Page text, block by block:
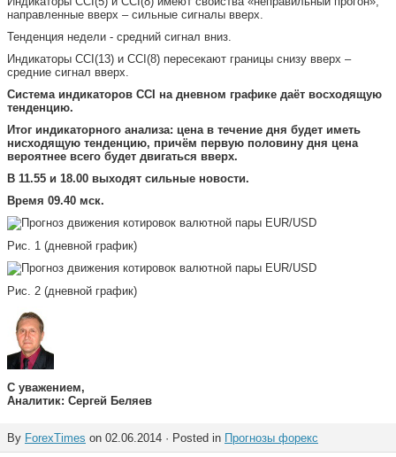
направленные вверх – сильные сигналы вверх.
Тенденция недели - средний сигнал вниз.
Индикаторы CCI(13) и CCI(8) пересекают границы снизу вверх –
средние сигнал вверх.
Система индикаторов CCI на дневном графике даёт восходящую
тенденцию.
Итог индикаторного анализа: цена в течение дня будет иметь
нисходящую тенденцию, причём первую половину дня цена
вероятнее всего будет двигаться вверх.
В 11.55 и 18.00 выходят сильные новости.
Время 09.40 мск.
Рис. 1 (дневной график)
Рис. 2 (дневной график)
С уважением,
Аналитик: Сергей Беляев
By ForexTimes on 02.06.2014 · Posted in Прогнозы форекс